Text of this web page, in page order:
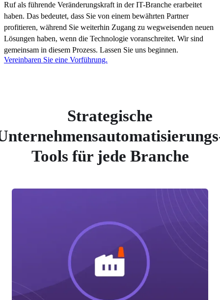
Ruf als führende Veränderungskraft in der IT-Branche erarbeitet
haben. Das bedeutet, dass Sie von einem bewährten Partner
profitieren, während Sie weiterhin Zugang zu wegweisenden neuen
Lösungen haben, wenn die Technologie voranschreitet. Wir sind
gemeinsam in diesem Prozess. Lassen Sie uns beginnen.
Vereinbaren Sie eine Vorführung.
Strategische
Tools für jede Branche